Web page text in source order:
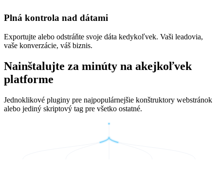
Plná kontrola nad dátami
Exportujte alebo odstráňte svoje dáta kedykoľvek. Vaši leadovia,
vaše konverzácie, váš biznis.
Nainštalujte za minúty na akejkoľvek
platforme
Jednoklikové pluginy pre najpopulárnejšie konštruktory webstránok
alebo jediný skriptový tag pre všetko ostatné.